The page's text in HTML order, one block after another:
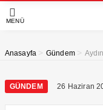
MENÜ
Anasayfa > Gündem >
GÜNDEM 26 Haziran